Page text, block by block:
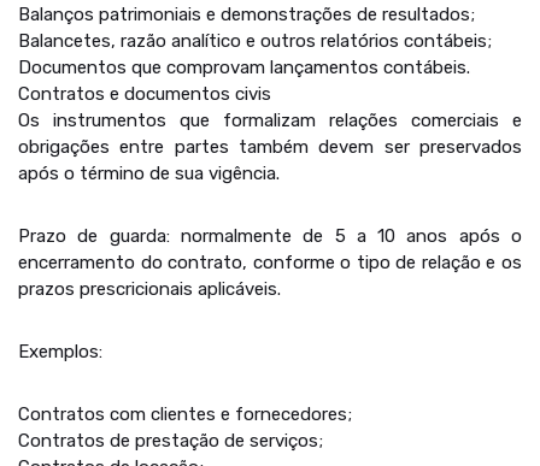
Balanços patrimoniais e demonstrações de resultados;
Balancetes, razão analítico e outros relatórios contábeis;
Documentos que comprovam lançamentos contábeis.
Contratos e documentos civis
Os instrumentos que formalizam relações comerciais e
obrigações entre partes também devem ser preservados
após o término de sua vigência.
Prazo de guarda: normalmente de 5 a 10 anos após o
encerramento do contrato, conforme o tipo de relação e os
prazos prescricionais aplicáveis.
Exemplos:
Contratos com clientes e fornecedores;
Contratos de prestação de serviços;